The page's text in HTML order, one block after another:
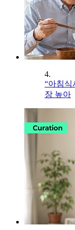
4.
“아침식
장 높아